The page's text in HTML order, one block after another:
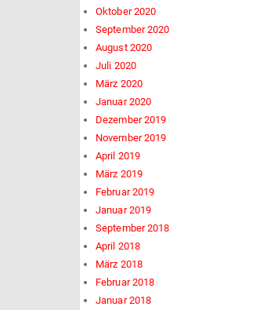
Oktober 2020
September 2020
August 2020
Juli 2020
März 2020
Januar 2020
Dezember 2019
November 2019
April 2019
März 2019
Februar 2019
Januar 2019
September 2018
April 2018
März 2018
Februar 2018
Januar 2018